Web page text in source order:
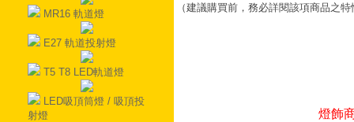
MR16 軌道燈
E27 軌道投射燈
T5 T8 LED軌道燈
LED吸頂筒燈 / 吸頂投
射燈
（建議購買前，務必詳閱該項商品之
燈飾